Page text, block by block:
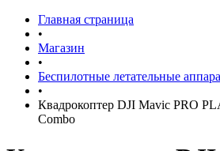
Главная страница
•
Магазин
•
Беспилотные летательные
•
Квадрокоптер DJI Mavic PRO
Combo